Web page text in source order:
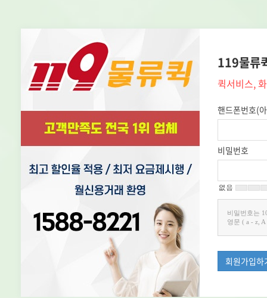
119물류
퀵서비스,
핸드폰번호(
비밀번호
비밀번호는
영문 ( a - z,